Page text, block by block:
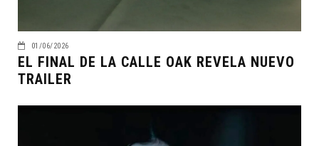
01/06/2026
EL FINAL DE LA CALLE OAK REVELA NUEVO
TRAILER